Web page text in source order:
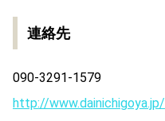
連絡先
090-3291-1579
http://www.dainichigoya.jp/